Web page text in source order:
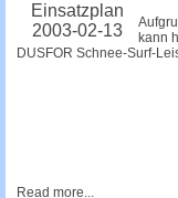
Einsatzplan
2003-02-13
kann
DUSFOR Schnee-Surf-
Read more...